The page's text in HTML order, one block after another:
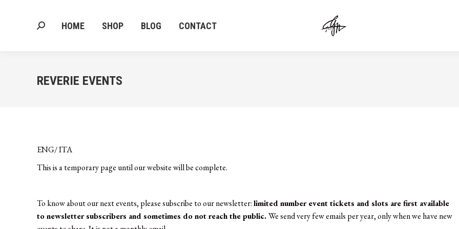
HOME SHOP BLOG CONTACT
Search:
REVERIE EVENTS
ENG/ ITA
This is a temporary page until our website will be complete.
To know about our next events, please subscribe to our newsletter:limited number event tickets and slots are first available
to newsletter subscribers and sometimes do not reach the public.We send very few emails per year, only when we have new
Search: